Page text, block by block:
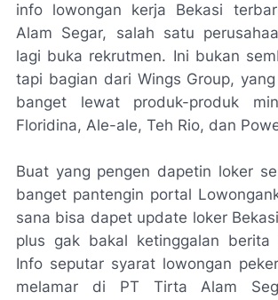
info lowongan kerja Bekasi
Alam Segar, salah satu
lagi buka rekrutmen. Ini bukan
tapi bagian dari Wings Group,
banget lewat produk-produk
Floridina, Ale-ale, Teh Rio, dan
Buat yang pengen dapetin loker
banget pantengin portal
sana bisa dapet update loker
plus gak bakal ketinggalan berita
Info seputar syarat lowongan
melamar di PT Tirta Alam